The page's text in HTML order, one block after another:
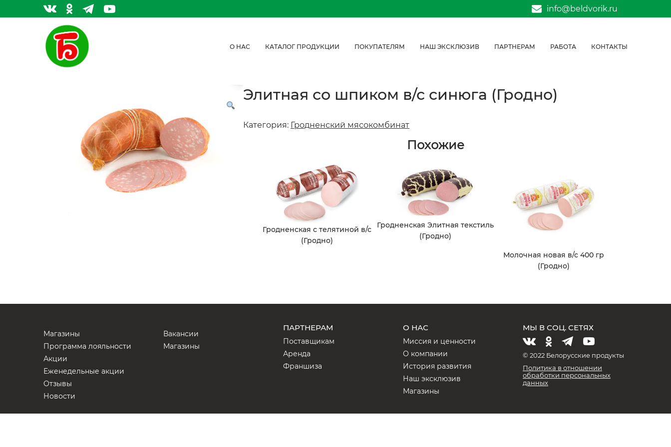
info@beldvorik.ru
О НАС КАТАЛОГ ПРОДУКЦИИ ПОКУПАТЕЛЯМ НАШ ЭКСКЛЮЗИВ ПАРТНЕРАМ РАБОТА КОНТАКТЫ
Элитная со шпиком в/с синюга (Гродно)
Категория: Гродненский мясокомбинат
Похожие
Гродненская с телятиной в/с
(Гродно)
Гродненская Элитная текстиль
(Гродно)
Молочная новая в/с 400 гр
(Гродно)
Магазины
Программа лояльности
Акции
Еженедельные акции
Отзывы
Новости
Вакансии
Магазины
ПАРТНЕРАМ
Поставщикам
Аренда
Франшиза
О НАС
Миссия и ценности
О компании
История развития
Наш эксклюзив
Магазины
МЫ В СОЦ. СЕТЯХ
© 2022 Белорусские продукты
Политика в отношении
обработки персональных
данных